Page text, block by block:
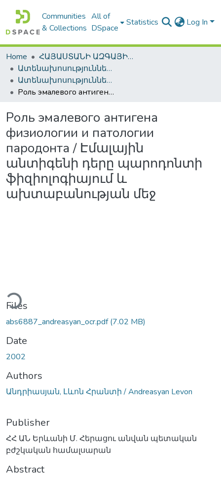
Communities
& Collections
All of
DSpace
Statistics Log In
Home
ՀԱՅԱՍՏԱՆԻ ԱԶԳԱՅԻՆ ԳՐԱԴԱՐԱՆԻ ԹՎԱՅԻՆ ՊԱՀՈՑ / DIGITAL REPOSITORY OF NLA
Ատենախոսություններ և սեղմագրեր / Theses & Abstracts
Ատենախոսություններ և սեղմագրեր / Theses & Abstracts
Роль эмалевого антигена физиологии и патологии пародонта / Էմալային անտիգենի դերը պարոդոնտի ֆիզիոլոգիայում և ախտաբանության մեջ
Роль эмалевого антигена
физиологии и патологии
пародонта / Էմալային
անտիգենի դերը պարոդոնտի
ֆիզիոլոգիայում և
ախտաբանության մեջ
Files
abs6887_andreasyan_ocr.pdf(7.02 MB)
Date
2002
Authors
Անդրիասյան, Լևոն Հրանտի / Andreasyan Levon
Publisher
ՀՀ ԱՆ Երևանի Մ. Հերացու անվան պետական
բժշկական համալսարան
Abstract